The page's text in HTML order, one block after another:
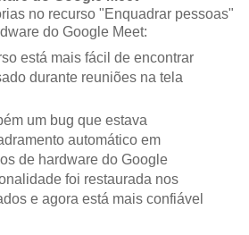
no recurso "Enquadrar pessoas"
do Google Meet:
está mais fácil de encontrar
durante reuniões na tela
um bug que estava
automático em
de hardware do Google
foi restaurada nos
e agora está mais confiável